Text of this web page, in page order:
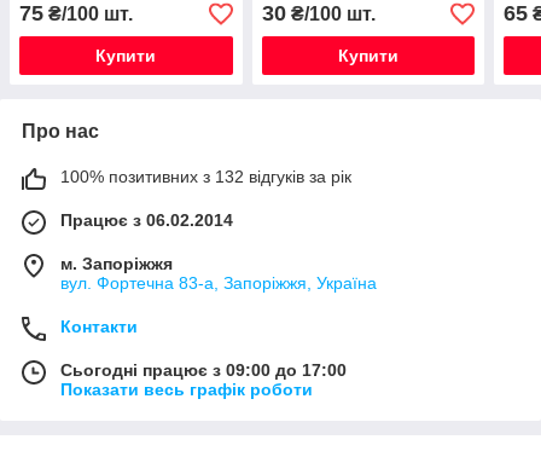
75 ₴/100 шт.
Купити
30₴/100 шт.
Купити
65
Про нас
100% позитивних з 132 відгуків за рік
Працює з 06.02.2014
м. Запоріжжя
вул. Фортечна 83-а, Запоріжжя, Україна
Контакти
Сьогодні працює з 09:00 до 17:00
Показати весь графік роботи